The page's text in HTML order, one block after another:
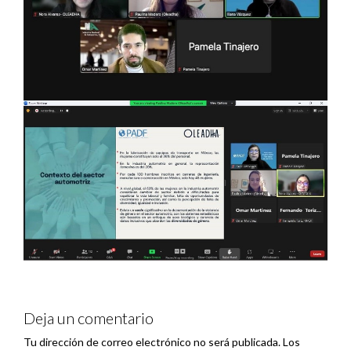
Deja un comentario
Tu dirección de correo electrónico no será publicada.Los